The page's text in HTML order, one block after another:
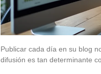
Publicar cada día en su blog
difusión es tan determinante